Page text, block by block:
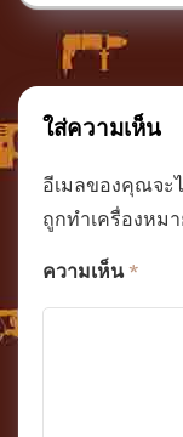
ใส่ความเห็น
อีเมลของคุณจะ
ถูกทำเครื่องหมา
ความเห็น*